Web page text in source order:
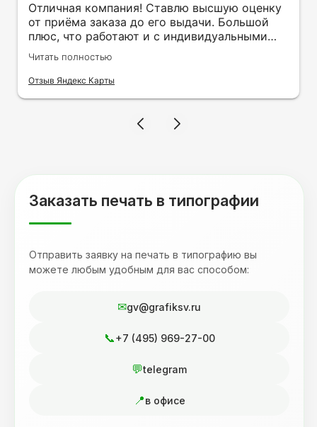
Отличная компания! Ставлю высшую оценку
от приёма заказа до его выдачи. Большой
плюс, что работают и с индивидуальными
заказами. Нелбходимо было нанести принт
на кружку в подарок. Заказ был исполнен
оперативно и ооочень красиво, даже не
терпеливость, отвечала на все мои вопросы.
Читать полностью
Отзыв Яндекс Карты
Заказать печать в типографии
Отправить заявку на печать в типографию вы
можете любым удобным для вас способом:
gv@grafiksv.ru
+7 (495) 969-27-00
telegram
в офисе